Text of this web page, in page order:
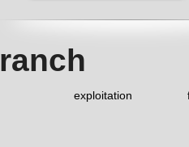
ranch
exploitation